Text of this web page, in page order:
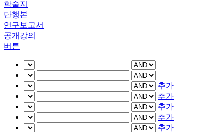
학술지
단행본
연구보고서
공개강의
버튼
추가
추가
추가
추가
추가